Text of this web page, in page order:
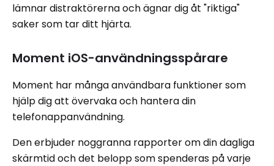
lämnar distraktörerna och ägnar dig åt "riktiga"
saker som tar ditt hjärta.
Moment iOS-användningsspårare
Moment har många användbara funktioner som
hjälp dig att övervaka och hantera din
telefonappanvändning.
Den erbjuder noggranna rapporter om din dagliga
skärmtid och det belopp som spenderas på varje